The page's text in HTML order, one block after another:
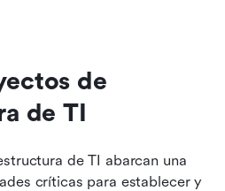
de
de TI
de TI abarcan una
críticas para establecer y